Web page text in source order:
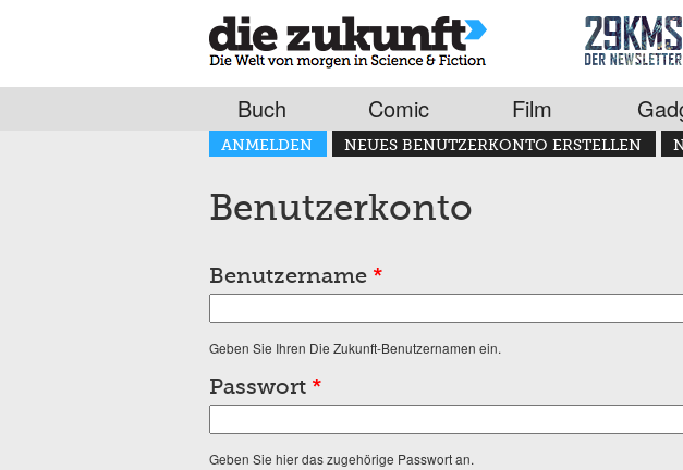
Buch Comic Film
Haupt-Reiter
ANMELDEN
(AKTIVER REITER)
NEUES BENUTZERKONTO ERSTELLEN
Benutzerkonto
Benutzername *
Geben Sie Ihren Die Zukunft-Benutzernamen ein.
Passwort *
Geben Sie hier das zugehörige Passwort an.